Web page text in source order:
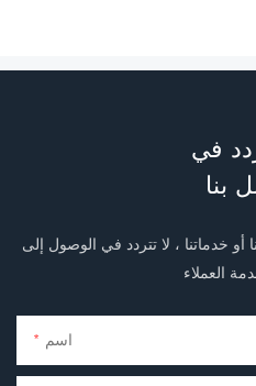
في
بنا
أو خدماتنا ، لا تتردد في الوصول إلى
اسم